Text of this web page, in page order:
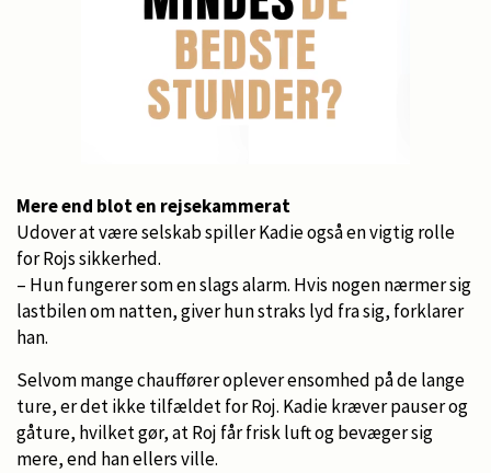
Mere end blot en rejsekammerat
Udover at være selskab spiller Kadie også en vigtig rolle
for Rojs sikkerhed.
– Hun fungerer som en slags alarm. Hvis nogen nærmer sig
lastbilen om natten, giver hun straks lyd fra sig, forklarer
han.
Selvom mange chauffører oplever ensomhed på de lange
ture, er det ikke tilfældet for Roj. Kadie kræver pauser og
gåture, hvilket gør, at Roj får frisk luft og bevæger sig
mere, end han ellers ville.